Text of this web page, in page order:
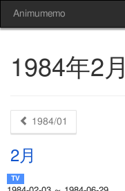
Animumemo
1984年2
1984/01
2月